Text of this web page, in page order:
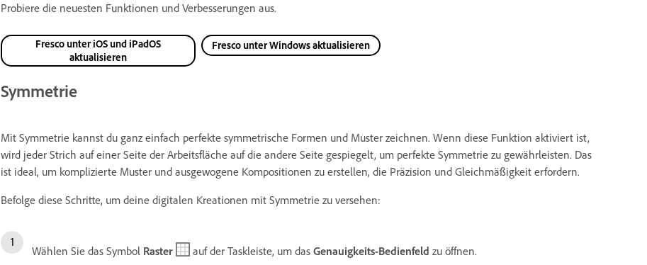
Probiere die neuesten Funktionen und Verbesserungen aus.
Fresco unter iOS und iPadOS
aktualisieren
Fresco unter Windows aktualisieren
Symmetrie
Mit Symmetrie kannst du ganz einfach perfekte symmetrische Formen und Muster zeichnen. Wenn diese Funktion aktiviert ist,
wird jeder Strich auf einer Seite der Arbeitsfläche auf die andere Seite gespiegelt, um perfekte Symmetrie zu gewährleisten. Das
ist ideal, um komplizierte Muster und ausgewogene Kompositionen zu erstellen, die Präzision und Gleichmäßigkeit erfordern.
Befolge diese Schritte, um deine digitalen Kreationen mit Symmetrie zu versehen:
Wählen Sie das Symbol Raster auf der Taskleiste, um das Genauigkeits-Bedienfeld zu öffnen.